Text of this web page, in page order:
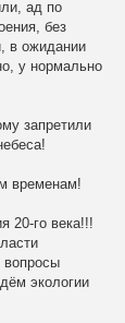
ад по
без
в ожидании
у нормально
запретили
временам!
20-го века!!!
вопросы
экологии